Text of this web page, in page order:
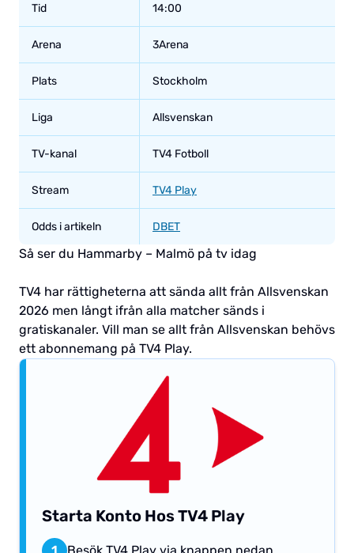
Tid 14:00
Arena 3Arena
Plats Stockholm
Liga Allsvenskan
TV-kanal TV4 Fotboll
Stream TV4 Play
Odds i artikeln DBET
Så ser du Hammarby – Malmö på tv idag
TV4 har rättigheterna att sända allt från Allsvenskan
2026 men långt ifrån alla matcher sänds i
gratiskanaler. Vill man se allt från Allsvenskan behövs
ett abonnemang på TV4 Play.
Starta Konto Hos TV4 Play